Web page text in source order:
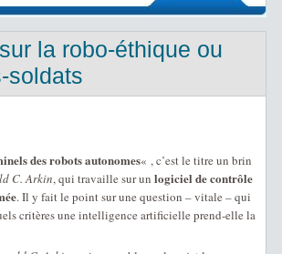
la robo-éthique ou
soldats
des robots autonomes« , c’est le titre un brin
C. Arkin, qui travaille sur un logiciel de contrôle
. Il y fait le point sur une question – vitale – qui
critères une intelligence artificielle prend-elle la